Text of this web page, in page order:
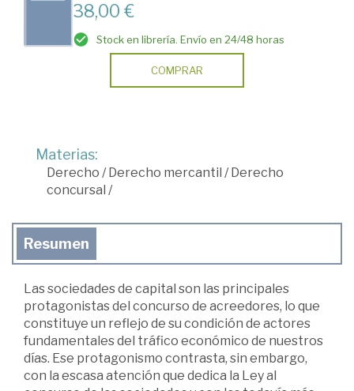
38,00 €
Stock en librería. Envío en 24/48 horas
COMPRAR
Materias:
Derecho /Derecho mercantil /Derecho
concursal /
Resumen
Las sociedades de capital son las principales
protagonistas del concurso de acreedores, lo que
constituye un reflejo de su condición de actores
fundamentales del tráfico económico de nuestros
días. Ese protagonismo contrasta, sin embargo,
con la escasa atención que dedica la Ley al